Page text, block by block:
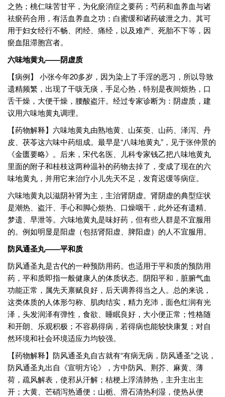
之热；桃仁味苦甘平，为化瘀消症之要药；芍药和血养血与诸
祛瘀药合用，有活血养血之功；白蜜缓和诸药破泄之力。其可
用于妇女经行不畅、闭经、痛经，以及难产、死胎不下等，因
瘀血阻滞胞宫者。
六味地黄丸——阴虚质
【病例】 小张今年20多岁，因为染上了手淫的恶习，所以导致
遗精频繁，出现了干咳无痰，手足心热，特别是夜间烦热，口
舌干燥，大便干燥，腰酸盗汗。经过专家诊断为：阴虚质，建
议用六味地黄丸调理。
【药物解释】六味地黄丸由熟地黄、山茱萸、山药、泽泻、丹
皮、茯苓这六味中药组成。最早是“八味地黄丸”，见于张仲景的
《金匮要略》。后来，宋代名医、儿科专家钱乙把八味地黄丸
里面的附子和桂枝这两种温补的药物去掉了，变成了现在的六
味地黄丸，并用它来治疗小儿先天不足，发育迟缓等病症。
六味地黄丸以滋阴补肾为主，主治肾阴虚。肾阴虚的典型症状
是潮热、盗汗、手心和脚心烦热、口燥咽干，此外还有遗精、
梦遗、早泄等。六味地黄丸是味好药，但有些人群是不宜服用
的。例如明显是阳虚（包括肾阳虚、脾阳虚）的人不宜服用。
防风通圣丸——平和质
防风通圣丸是古代的一种预防用药。也适用于平和质的预防用
药，平和质即指一般健康人的体质状态。阴阳平和，脏腑气血
功能正常，属先天禀赋良好，后天调养得当之人。总的来说，
这类体质的人体形匀称、肌肉结实，精力充沛，面色红润有光
泽，头发润泽有弹性，食欲、睡眠良好，大小便正常；性格随
和开朗、乐观积极；不容易得病，若得病也能较快康复；对自
然环境和社会环境适应力均较强。
【药物解释】防风通圣丸自古就有“有病无病，防风通圣”之说，
防风通圣丸出自《宣明方论》，方中防风、荆芥、麻黄、薄
荷，疏风解表，使邪从汗解；桔梗上浮清肺热，主升主出主
开；大黄、芒硝泻热通便；山栀、滑石清热利湿，使热从便